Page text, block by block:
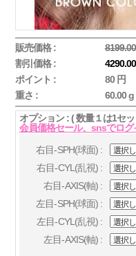
販売価格 :
割引価格 :
ポイント :
80 円
重さ :
60.00 g
オプション : ( 数量１は1セ
会員価格セール、snsでログ
右目-SPH(球面) :
右目-CYL(乱視) :
右目-AXIS(軸) :
左目-SPH(球面) :
左目-CYL(乱視) :
左目-AXIS(軸) :